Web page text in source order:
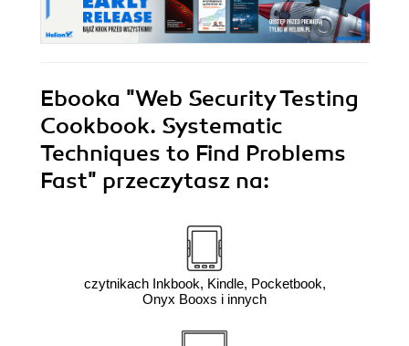
Ebooka "Web Security Testing
Cookbook. Systematic
Techniques to Find Problems
Fast" przeczytasz na:
czytnikach Inkbook, Kindle, Pocketbook,
Onyx Booxs i innych